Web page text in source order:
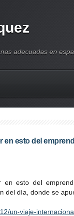
adecuadas en
en esto del
esto del
del día, donde se
un-viaje-